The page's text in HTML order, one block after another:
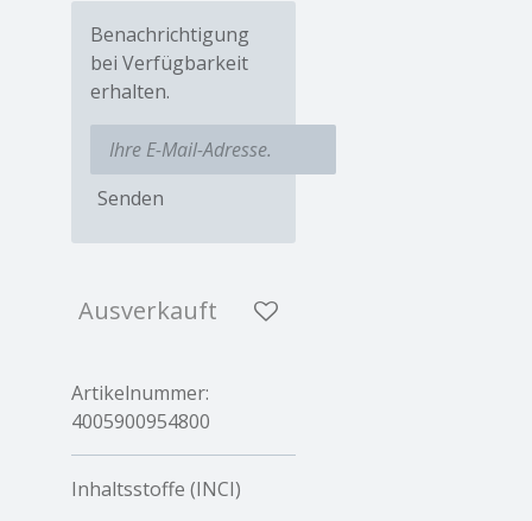
Benachrichtigung
bei Verfügbarkeit
erhalten.
Senden
Ausverkauft
Artikelnummer:
4005900954800
Inhaltsstoffe (INCI)